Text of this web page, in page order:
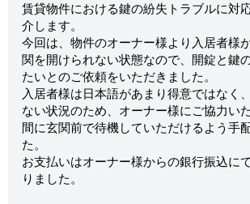
賃貸物件における鍵の紛失トラブルに対
介します。
今回は、物件のオーナー様より入居者様
関を開けられない状態なので、開錠と鍵
たいとのご依頼をいただきました。
入居者様は日本語があまり得意ではなく
ない状況のため、オーナー様にご協力い
間に玄関前で待機していただけるよう手
た。
お支払いはオーナー様からの銀行振込に
りました。